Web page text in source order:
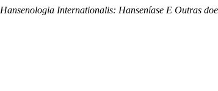
Hansenologia Internationalis: Hanseníase E Outras